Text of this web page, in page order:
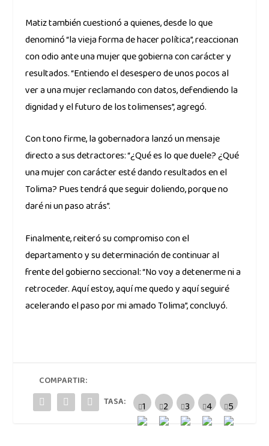
Matiz también cuestionó a quienes, desde lo que
denominó “la vieja forma de hacer política”, reaccionan
con odio ante una mujer que gobierna con carácter y
resultados. “Entiendo el desespero de unos pocos al
ver a una mujer reclamando con datos, defendiendo la
dignidad y el futuro de los tolimenses”, agregó.
Con tono firme, la gobernadora lanzó un mensaje
directo a sus detractores: “¿Qué es lo que duele? ¿Qué
una mujer con carácter esté dando resultados en el
Tolima? Pues tendrá que seguir doliendo, porque no
daré ni un paso atrás”.
Finalmente, reiteró su compromiso con el
departamento y su determinación de continuar al
frente del gobierno seccional: “No voy a detenerme ni a
retroceder. Aquí estoy, aquí me quedo y aquí seguiré
acelerando el paso por mi amado Tolima”, concluyó.
COMPARTIR:
TASA: